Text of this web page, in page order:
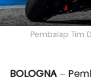
Pembalap Tim
BOLOGNA–